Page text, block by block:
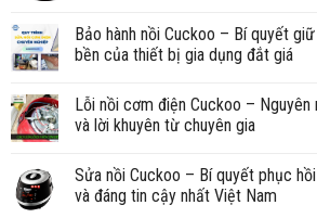
Bảo hành nồi Cuckoo – Bí quyết
bền của thiết bị gia dụng đắt giá
Lỗi nồi cơm điện Cuckoo – Nguyên
và lời khuyên từ chuyên gia
Sửa nồi Cuckoo – Bí quyết phục
và đáng tin cậy nhất Việt Nam